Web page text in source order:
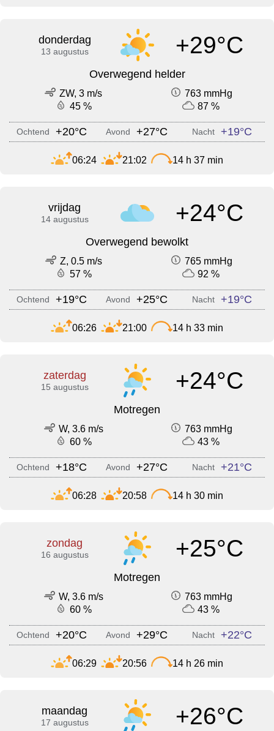
donderdag
13 augustus +29°C
Overwegend helder
ZW, 3 m/s
763 mmHg
45 %
87 %
Ochtend +20°C Avond +27°C Nacht +19°C
06:24 21:02 14 h 37 min
vrijdag
14 augustus +24°C
Overwegend bewolkt
Z, 0.5 m/s
765 mmHg
57 %
92 %
Ochtend +19°C Avond +25°C Nacht +19°C
06:26 21:00 14 h 33 min
zaterdag
15 augustus +24°C
Motregen
W, 3.6 m/s
763 mmHg
60 %
43 %
Ochtend +18°C Avond +27°C Nacht +21°C
06:28 20:58 14 h 30 min
zondag
16 augustus +25°C
Motregen
W, 3.6 m/s
763 mmHg
60 %
43 %
Ochtend +20°C Avond +29°C Nacht +22°C
06:29 20:56 14 h 26 min
maandag
17 augustus +26°C